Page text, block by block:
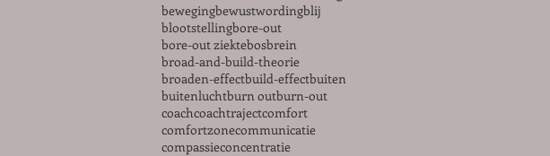
bewegingbewustwordingblij
blootstellingbore-out
bore-out ziektebosbrein
broad-and-build-theorie
broaden-effectbuild-effectbuiten
buitenluchtburn outburn-out
coachcoachtrajectcomfort
comfortzonecommunicatie
compassieconcentratie